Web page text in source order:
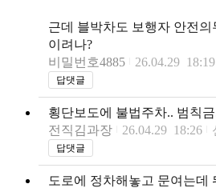
근데 블박차도 보행자 안전
이려나?
비밀번호4885
26.04.29 18:19
답댓글
횡단보도에 불법주차.. 범칙
전직김과장
26.04.29 18:26
답댓글
도로에 정차해놓고 문여는데